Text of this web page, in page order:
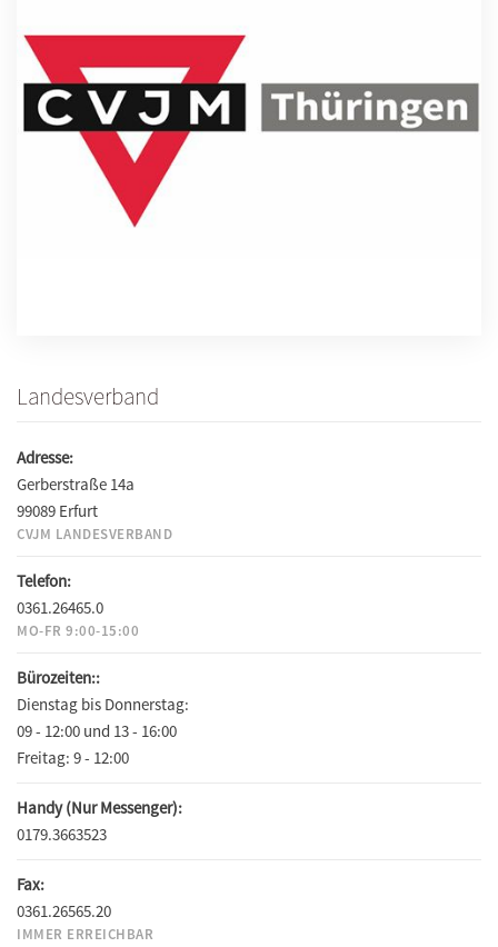
Landesverband
Adresse:
Gerberstraße 14a
99089 Erfurt
CVJM LANDESVERBAND
Telefon:
0361.26465.0
MO-FR 9:00-15:00
Bürozeiten::
Dienstag bis Donnerstag:
09 - 12:00 und 13 - 16:00
Freitag: 9 - 12:00
Handy (Nur Messenger):
0179.3663523
Fax:
0361.26565.20
IMMER ERREICHBAR